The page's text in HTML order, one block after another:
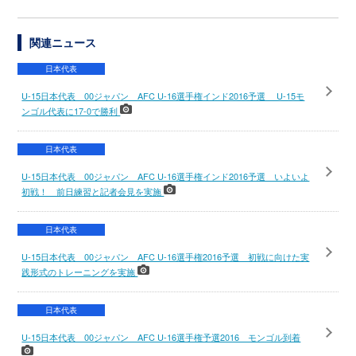
関連ニュース
日本代表
U-15日本代表 00ジャパン AFC U-16選手権インド2016予選 U-15モ
ンゴル代表に17-0で勝利
日本代表
U-15日本代表 00ジャパン AFC U-16選手権インド2016予選 いよいよ
初戦！ 前日練習と記者会見を実施
日本代表
U-15日本代表 00ジャパン AFC U-16選手権2016予選 初戦に向けた実
践形式のトレーニングを実施
日本代表
U-15日本代表 00ジャパン AFC U-16選手権予選2016 モンゴル到着